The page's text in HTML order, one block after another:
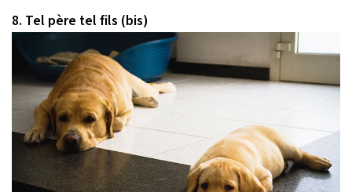
8. Tel père tel fils (bis)